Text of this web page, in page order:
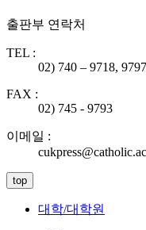
출판부 연락처
TEL :
02) 740 – 9718, 9797
FAX :
02) 745 - 9793
이메일 :
top
대학/대학원